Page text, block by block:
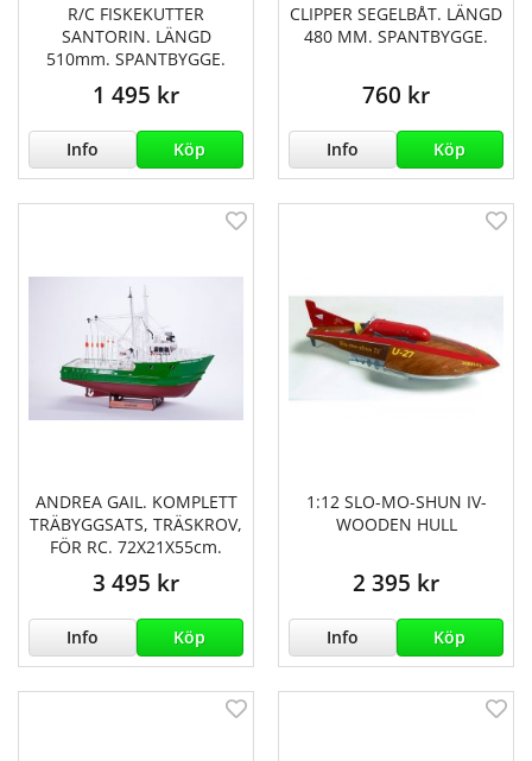
R/C FISKEKUTTER
SANTORIN. LÄNGD
510mm. SPANTBYGGE.
1 495 kr
Info Köp
CLIPPER SEGELBÅT. LÄNGD
480 MM. SPANTBYGGE.
760 kr
Info Köp
ANDREA GAIL. KOMPLETT
TRÄBYGGSATS, TRÄSKROV,
FÖR RC. 72X21X55cm.
3 495 kr
Info Köp
1:12 SLO-MO-SHUN IV-
WOODEN HULL
2 395 kr
Info Köp